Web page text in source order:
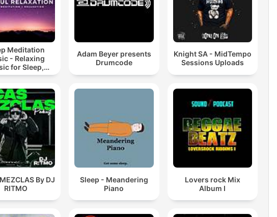
Meditation
- Relaxing
for Sleep,
&
Adam Beyer presents
Drumcode
Knight SA - MidTempo
Sessions Uploads
By DJ
RITMO
Sleep - Meandering
Piano
Lovers rock Mix
Album I